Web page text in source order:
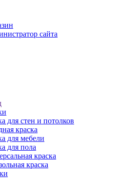
сайта
для стен и потолков
краска
для мебели
для пола
краска
краска